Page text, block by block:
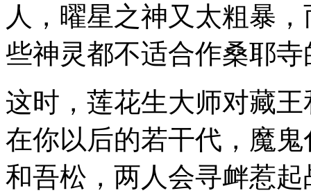
人，曜星之神又太粗暴
些神灵都不适合作桑耶
这时，莲花生大师对藏
在你以后的若干代，魔
和吾松，两人会寻衅惹